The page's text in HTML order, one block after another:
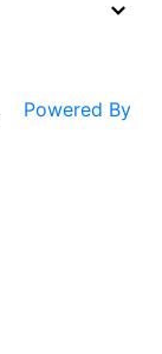
Powered By